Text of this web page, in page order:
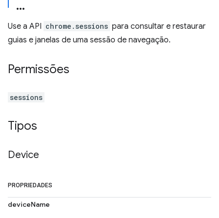
Use a API chrome.sessions para consultar e restaurar
guias e janelas de uma sessão de navegação.
Permissões
sessions
Tipos
Device
PROPRIEDADES
deviceName